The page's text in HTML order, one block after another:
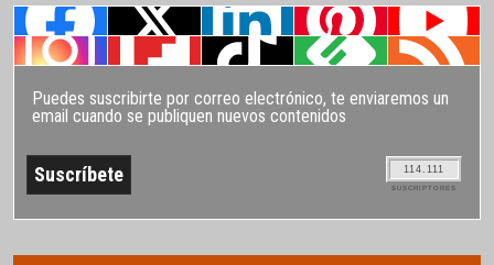
Puedes suscribirte por correo electrónico, te enviaremos un
email cuando se publiquen nuevos contenidos
114.111
SUSCRIPTORES